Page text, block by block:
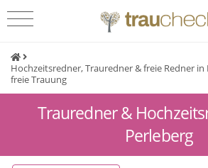
Hochzeitsredner, Trauredner & freie Redner in
freie Trauung
Trauredner &
Perleberg